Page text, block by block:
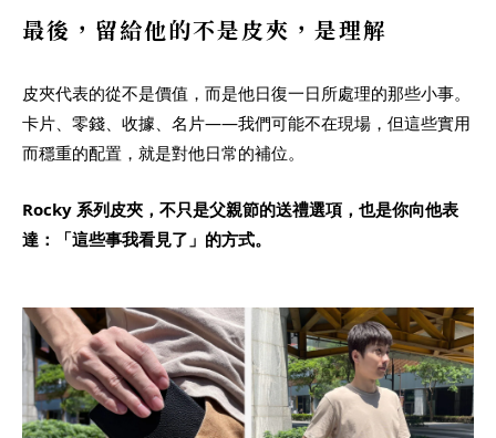
最後，留給他的不是皮夾，是理解
皮夾代表的從不是價值，而是他日復一日所處理的那些小事。
卡片、零錢、收據、名片——我們可能不在現場，但這些實用
而穩重的配置，就是對他日常的補位。
Rocky 系列皮夾，不只是父親節的送禮選項，也是你向他表
達：「這些事我看見了」的方式。